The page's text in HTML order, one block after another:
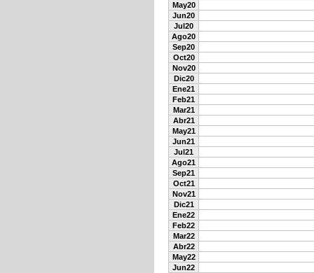
May20
Jun20
Jul20
Ago20
Sep20
Oct20
Nov20
Dic20
Ene21
Feb21
Mar21
Abr21
May21
Jun21
Jul21
Ago21
Sep21
Oct21
Nov21
Dic21
Ene22
Feb22
Mar22
Abr22
May22
Jun22